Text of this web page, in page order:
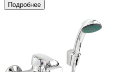
Подробнее